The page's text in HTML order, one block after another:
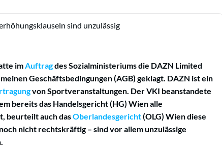
sind unzulässig
imAuftragdes Sozialministeriums die DAZN Limited
Geschäftsbedingungen (AGB) geklagt. DAZN ist ein
von Sportveranstaltungen. Der VKI beanstandete
bereits das Handelsgericht (HG) Wien alle
beurteilt auch dasOberlandesgericht(OLG) Wien diese
nicht rechtskräftig – sind vor allem unzulässige